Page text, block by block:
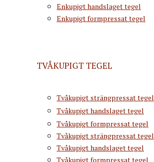
Enkupigt handslaget tegel
Enkupigt formpressat tegel
TVÅKUPIGT TEGEL
Tvåkupigt strängpressat tegel
Tvåkupigt handslaget tegel
Tvåkupigt formpressat tegel
Tvåkupigt strängpressat tegel
Tvåkupigt handslaget tegel
Tvåkupigt formpressat tegel